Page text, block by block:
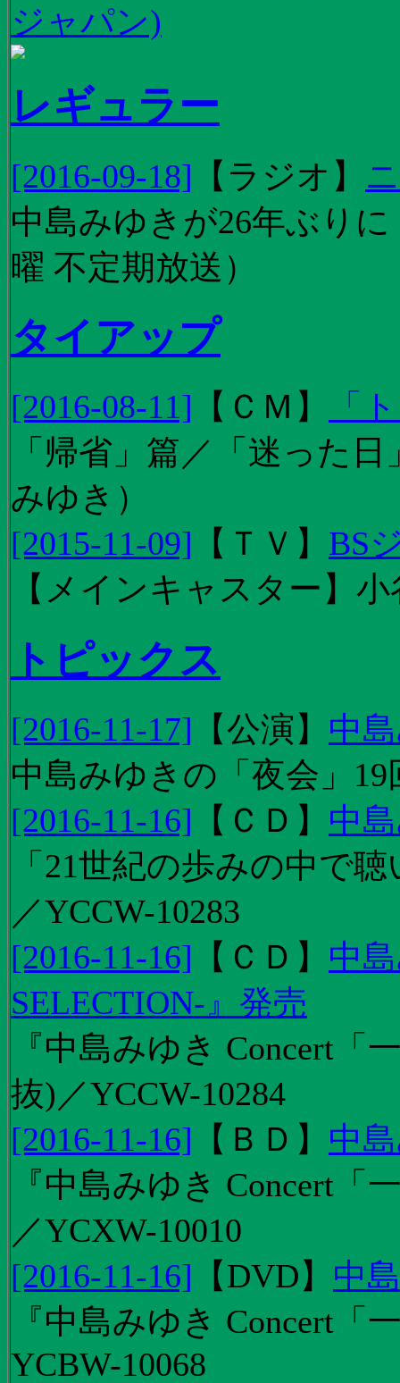
ジャパン)
レギュラー
[2016-09-18] 【 ラジオ 】
中島みゆきが26年ぶり
曜 不定期放送）
タイアップ
[2016-08-11] 【 ＣＭ 】
「
「帰省」篇／「迷った
みゆき）
[2015-11-09] 【 ＴＶ 】 BS
【メインキャスター】
トピックス
[2016-11-17] 【公演 】 中
中島みゆきの「夜会」
[2016-11-16] 【 ＣＤ 】 中
「21世紀の歩みの中で
／YCCW-10283
[2016-11-16] 【 ＣＤ 】 中
SELECTION-』発売
『中島みゆき Concert
抜)／YCCW-10284
[2016-11-16] 【 ＢＤ 】 中
『中島みゆき Concert
／YCXW-10010
[2016-11-16] 【DVD】 中
『中島みゆき Concert
YCBW-10068